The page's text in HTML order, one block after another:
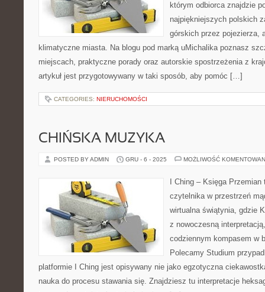
którym odbiorca znajdzie
najpiękniejszych polskich
górskich przez pojezierza,
klimatyczne miasta. Na blogu pod marką uMichalika poznasz
miejscach, praktyczne porady oraz autorskie spostrzeżenia z
artykuł jest przygotowywany w taki sposób, aby pomóc […]
CATEGORIES: NIERUCHOMOŚCI
CHIŃSKA MUZYKA
POSTED BY ADMIN GRU - 6 - 2025 MOŻLIWOŚĆ
I Ching – Księga
czytelnika w przestrzeń
wirtualna świątynia, gdzie
z nowoczesną
codziennym kompasem w
Polecamy Studium
platformie I Ching jest opisywany nie jako egzotyczna
nauka do procesu stawania się. Znajdziesz tu interpretacje